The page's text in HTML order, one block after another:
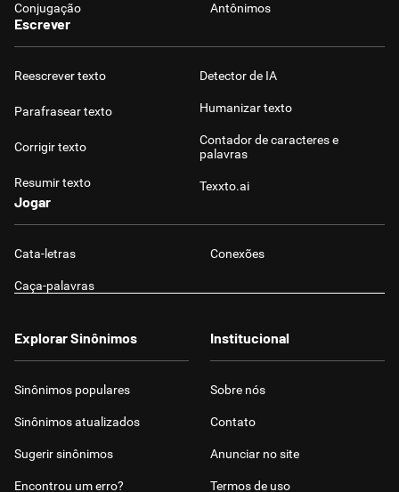
Conjugação Antônimos
Escrever
Reescrever texto
Parafrasear texto
Corrigir texto
Resumir texto
Detector de IA
Humanizar texto
Contador de caracteres e
palavras
Texxto.ai
Jogar
Cata-letras Conexões
Caça-palavras
Explorar Sinônimos
Sinônimos populares
Sinônimos atualizados
Sugerir sinônimos
Encontrou um erro?
Institucional
Sobre nós
Contato
Anunciar no site
Termos de uso